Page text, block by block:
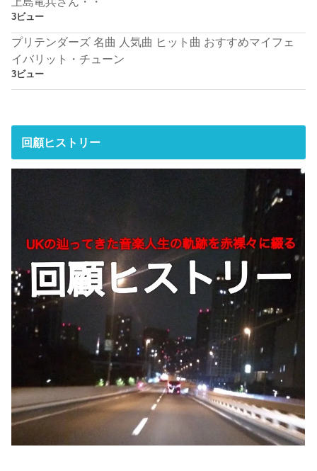
3ビュー
プリテンダーズ 名曲 人気曲 ヒット曲 おすすめマイフェ
イバリット・チューン
3ビュー
回顧ヒストリー